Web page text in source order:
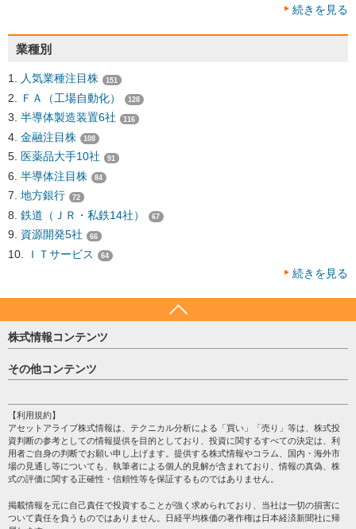
続きを見る
業種別
人気業種注目株 151
ＦＡ（工場自動化） 128
半導体製造装置6社 116
金融注目株 108
医薬品大手10社 91
半導体注目株 84
地方銀行 72
鉄道（ＪＲ・私鉄14社） 67
資源開発5社 66
ＩＴサービス 64
続きを見る
株式情報コンテンツ
日経平均
売買シグナル
注目銘柄
株テーマ情報
海外市況
投資カレンダー
格付け情報
その他コンテンツ
個人情報保護方針
プライバシーポリシー
会社案内
サイトマップ
過去データ
【利用規約】
アセットアライブ株式情報は、テクニカル分析による「買い」「売り」等は、株式投
資判断の参考としての情報提供を目的としており、投資に関するすべての決定は、利
用者ご自身の判断でお願い申し上げます。提供する株式情報やコラム、国内・海外市
場の見通し等についても、執筆者による個人的見解が含まれており、情報の真偽、株
式の評価に関する正確性・信頼性等を保証するものではありません。
掲載情報を元に自己責任で投資することが強く求められており、当社は一切の損害に
ついて責任を負うものではありません。日経平均株価の著作権は日本経済新聞社に帰